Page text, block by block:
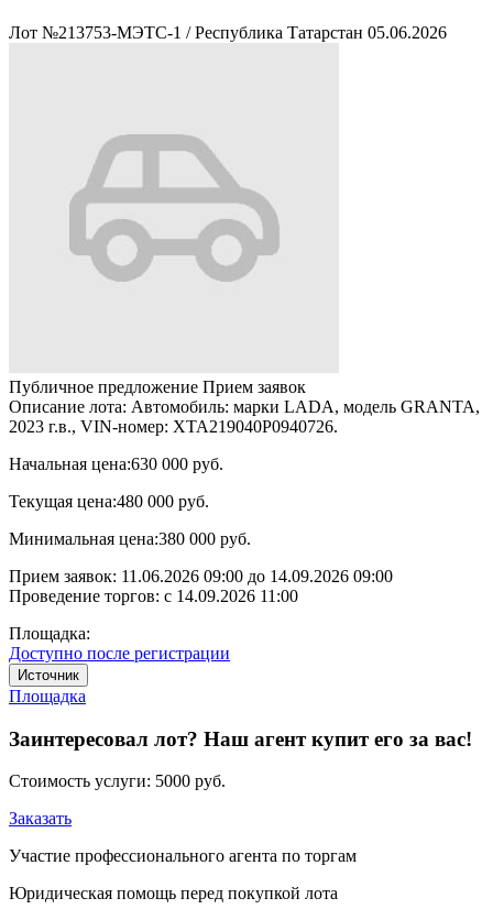
Лот №213753-МЭТС-1 / Республика Татарстан 05.06.2026
Публичное предложение Прием заявок
Описание лота: Автомобиль: марки LADA, модель GRANTA,
2023 г.в., VIN-номер: XTA219040P0940726.
Начальная цена:630 000 руб.
Текущая цена:480 000 руб.
Минимальная цена:380 000 руб.
Прием заявок: 11.06.2026 09:00 до 14.09.2026 09:00
Проведение торгов: с 14.09.2026 11:00
Площадка:
Доступно после регистрации
Источник
Площадка
Заинтересовал лот? Наш агент купит его за вас!
Стоимость услуги: 5000 руб.
Заказать
Участие профессионального агента по торгам
Юридическая помощь перед покупкой лота